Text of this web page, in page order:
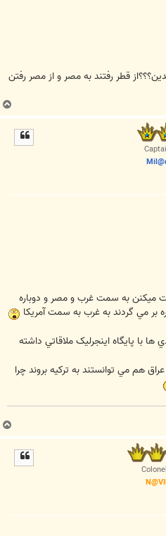
قطر رفتند به مصر و از مصر رفتن
ب
ا
ميکنن به سمت غرب و مصر و دوباره
بر مي گردند به غرب به سمت آمريکا
با پايگاه اينجرليک ملاقاتي داشته
هم مي توانستند به ترکيه بروند چرا
ب
ا